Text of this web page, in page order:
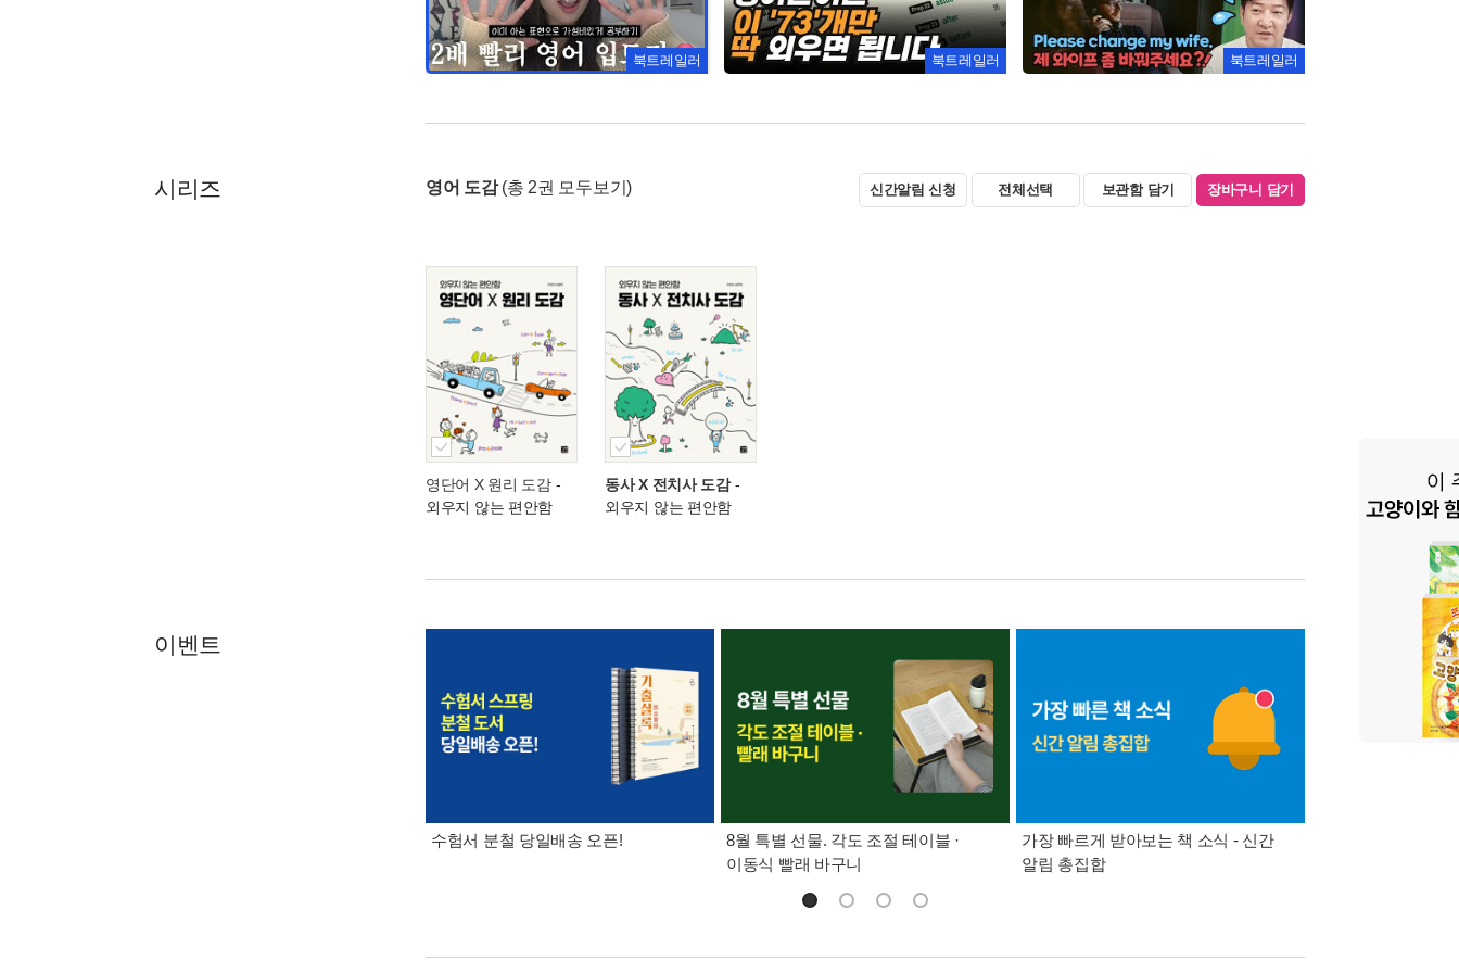
북트레일러 북트레일러 북트레일러
시리즈 영어 도감 (총 2권 모두보기) 신간알림 신청 전체선택 보관함 담기 장바구니 담기
영단어 X 원리 도감-
외우지 않는 편안함
동사 X 전치사 도감-
외우지 않는 편안함
이벤트
수험서 분철 당일배송 오픈!
8월 특별 선물. 각도 조절 테이블 ·
이동식 빨래 바구니
가장 빠르게 받아보는 책 소식 - 신간
알림 총집합